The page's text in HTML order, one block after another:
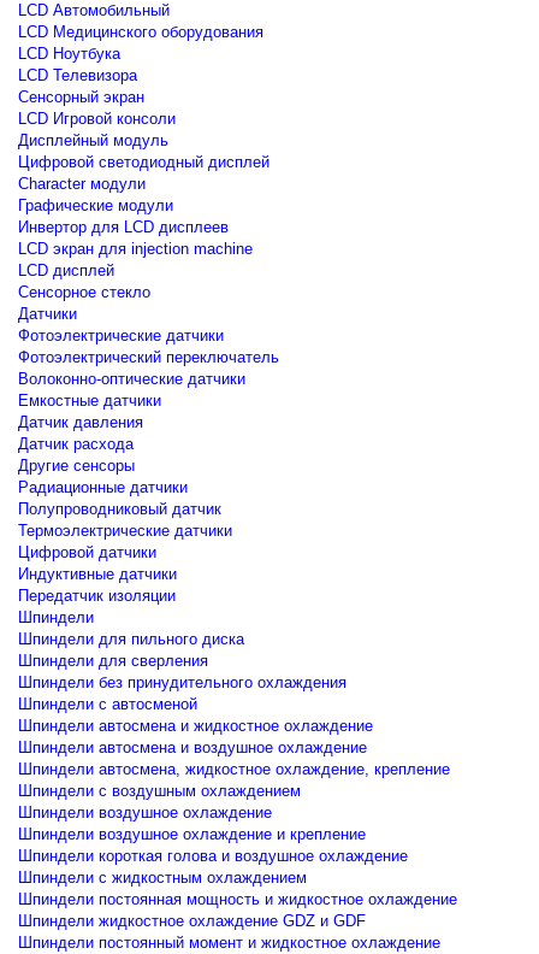
LCD Автомобильный
LCD Медицинского оборудования
LCD Ноутбука
LCD Телевизора
Сенсорный экран
LCD Игровой консоли
Дисплейный модуль
Цифровой светодиодный дисплей
Сharacter модули
Графические модули
Инвертор для LCD дисплеев
LCD экран для injection machine
LCD дисплей
Сенсорное стекло
Датчики
Фотоэлектрические датчики
Фотоэлектрический переключатель
Волоконно-оптические датчики
Емкостные датчики
Датчик давления
Датчик расхода
Другие сенсоры
Радиационные датчики
Полупроводниковый датчик
Термоэлектрические датчики
Цифровой датчики
Индуктивные датчики
Передатчик изоляции
Шпиндели
Шпиндели для пильного диска
Шпиндели для сверления
Шпиндели без принудительного охлаждения
Шпиндели с автосменой
Шпиндели автосмена и жидкостное охлаждение
Шпиндели автосмена и воздушное охлаждение
Шпиндели автосмена, жидкостное охлаждение, крепление
Шпиндели с воздушным охлаждением
Шпиндели воздушное охлаждение
Шпиндели воздушное охлаждение и крепление
Шпиндели короткая голова и воздушное охлаждение
Шпиндели с жидкостным охлаждением
Шпиндели постоянная мощность и жидкостное охлаждение
Шпиндели жидкостное охлаждение GDZ и GDF
Шпиндели постоянный момент и жидкостное охлаждение